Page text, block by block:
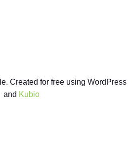
Created for free using WordPress
and Kubio